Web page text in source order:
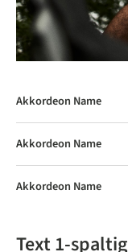
Akkordeon Name
Akkordeon Name
Akkordeon Name
Text 1-spaltig